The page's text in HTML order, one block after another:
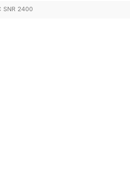
SNR 2400